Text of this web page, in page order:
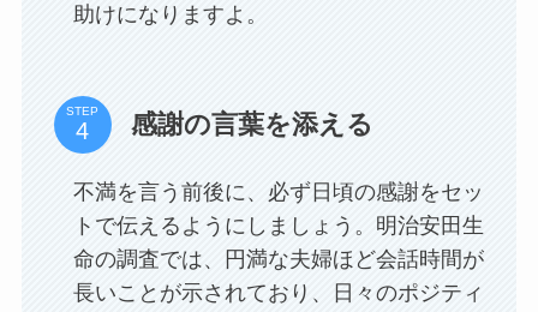
助けになりますよ。
STEP 感謝の言葉を添える
不満を言う前後に、必ず日頃の感謝をセッ
トで伝えるようにしましょう。明治安田生
命の調査では、円満な夫婦ほど会話時間が
長いことが示されており、日々のポジティ